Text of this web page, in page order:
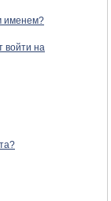
именем?
войти на